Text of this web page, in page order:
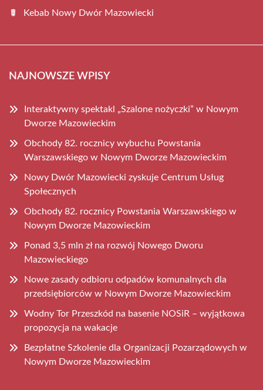
Kebab Nowy Dwór Mazowiecki
NAJNOWSZE WPISY
Interaktywny spektakl „Szalone nożyczki” w Nowym
Dworze Mazowieckim
Obchody 82. rocznicy wybuchu Powstania
Warszawskiego w Nowym Dworze Mazowieckim
Nowy Dwór Mazowiecki zyskuje Centrum Usług
Społecznych
Obchody 82. rocznicy Powstania Warszawskiego w
Nowym Dworze Mazowieckim
Ponad 3,5 mln zł na rozwój Nowego Dworu
Mazowieckiego
Nowe zasady odbioru odpadów komunalnych dla
przedsiębiorców w Nowym Dworze Mazowieckim
Wodny Tor Przeszkód na basenie NOSiR – wyjątkowa
propozycja na wakacje
Bezpłatne Szkolenie dla Organizacji Pozarządowych w
Nowym Dworze Mazowieckim